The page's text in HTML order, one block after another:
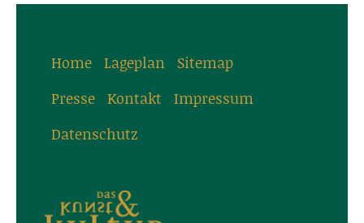
Home Lageplan
Sitemap
Presse Kontakt
Impressum
Datenschutz